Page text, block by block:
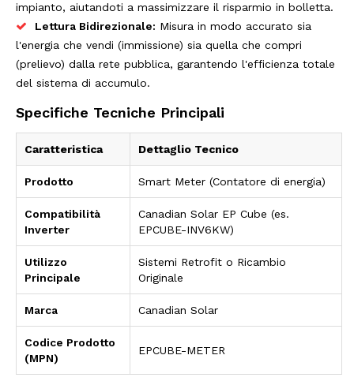
impianto, aiutandoti a massimizzare il risparmio in bolletta.
Lettura Bidirezionale: Misura in modo accurato sia
l'energia che vendi (immissione) sia quella che compri
(prelievo) dalla rete pubblica, garantendo l'efficienza totale
del sistema di accumulo.
Specifiche Tecniche Principali
Caratteristica Dettaglio Tecnico
Prodotto Smart Meter (Contatore di energia)
Compatibilità
Inverter
Canadian Solar EP Cube (es.
EPCUBE-INV6KW)
Utilizzo
Principale
Sistemi Retrofit o Ricambio
Originale
Marca Canadian Solar
Codice Prodotto
(MPN)
EPCUBE-METER